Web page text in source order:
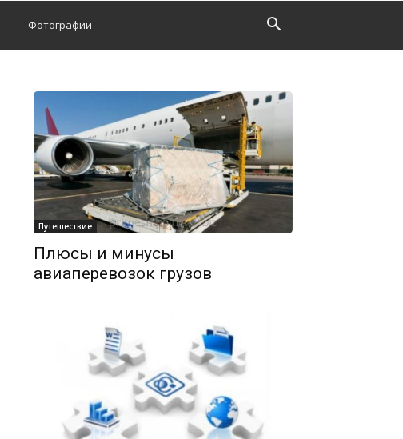
Фотографии
Путешествие
Плюсы и минусы
авиаперевозок грузов